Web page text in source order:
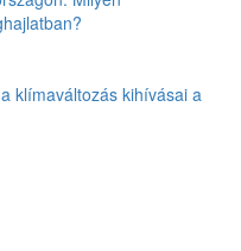
klímaváltozás kihívásai a